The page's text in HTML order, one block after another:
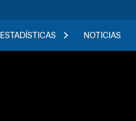
NOTICIAS